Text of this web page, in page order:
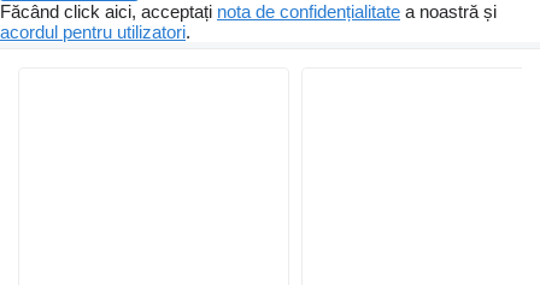
Făcând click aici, acceptați nota de confidențialitate a noastră și
acordul pentru utilizatori.